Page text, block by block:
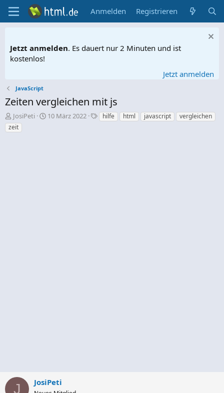
Anmelden Registrieren
Jetzt anmelden. Es dauert nur 2 Minuten und ist
kostenlos!
Jetzt anmelden
JavaScript
Zeiten vergleichen mit js
E
r
s
JosiPeti
E10 März 2022
S
c
hilfe html javascript
vergleichen
zeit
J JosiPeti